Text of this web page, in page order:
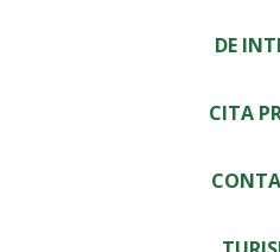
DE
CITA